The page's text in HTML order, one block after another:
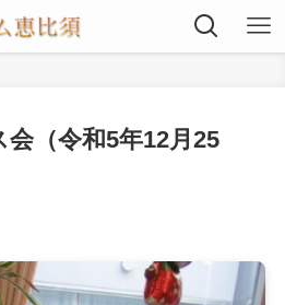
（令和5年12月25